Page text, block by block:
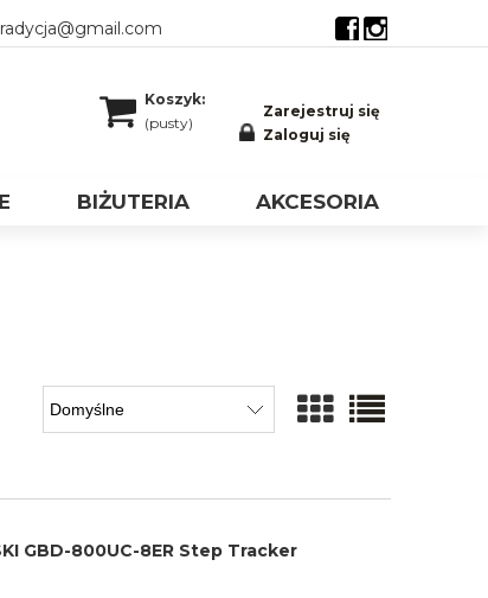
FB Insta
Zarejestruj się
Zaloguj się
Koszyk:
(pusty)
BIŻUTERIA AKCESORIA
GBD-800UC-8ER Step Tracker